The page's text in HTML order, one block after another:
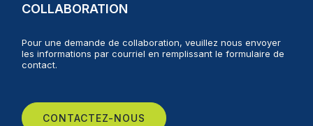
COLLABORATION
Pour une demande de collaboration, veuillez nous envoyer
les informations par courriel en remplissant le formulaire de
contact.
CONTACTEZ-NOUS